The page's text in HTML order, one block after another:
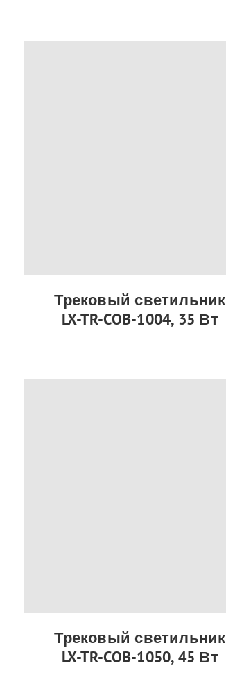
Трековый светильник
LX-TR-COB-1004, 35 Вт
Трековый светильник
LX-TR-COB-1050, 45 Вт